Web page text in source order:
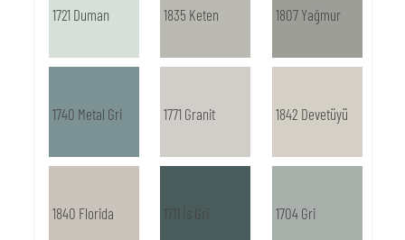
1721 Duman 1835 Keten 1807 Yağmur
1740 Metal Gri 1771 Granit 1842 Devetüyü
1840 Florida 1704 Gri